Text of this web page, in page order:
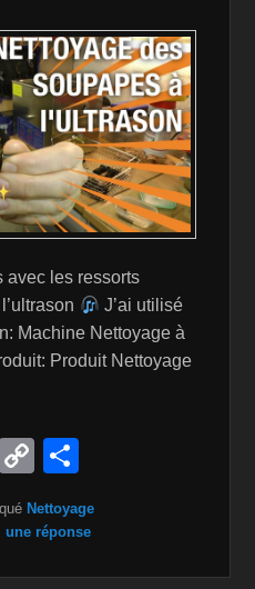
avec les ressorts
J’ai utilisé
Machine Nettoyage à
Produit Nettoyage
E
m
C
o
p
ta
Nettoyage
une réponse